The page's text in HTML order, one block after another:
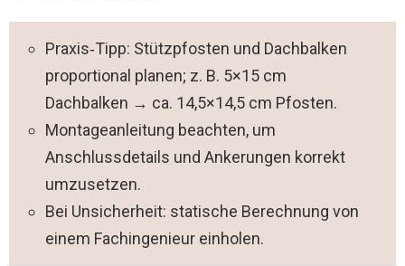
Praxis‑Tipp: Stützpfosten und Dachbalken
proportional planen; z. B. 5×15 cm
Dachbalken → ca. 14,5×14,5 cm Pfosten.
Montageanleitung beachten, um
Anschlussdetails und Ankerungen korrekt
umzusetzen.
Bei Unsicherheit: statische Berechnung von
einem Fachingenieur einholen.